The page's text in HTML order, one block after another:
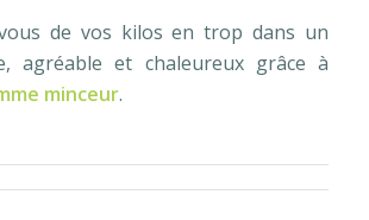
de vos kilos en trop dans un
agréable et chaleureux grâce à
minceur.